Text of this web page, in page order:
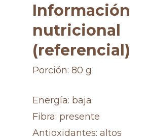
Información
nutricional
(referencial)
Porción: 80 g
Energía: baja
Fibra: presente
Antioxidantes: altos